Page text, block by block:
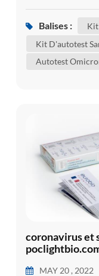
légère à
Balises :
Kit D'autotest
Autotest
coronavirus et
MAY 20 , 2022